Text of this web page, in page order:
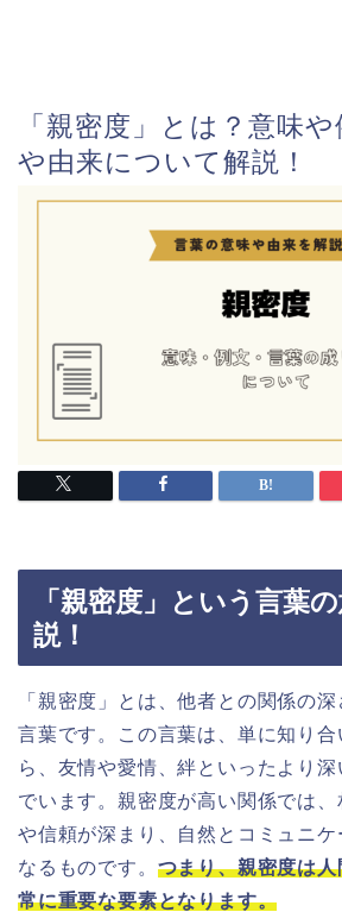
「親密度」とは？意味
や由来について解説！
「親密度」という言葉
説！
「親密度」とは、他者との関係の
言葉です。この言葉は、単に知り
ら、友情や愛情、絆といったより
でいます。親密度が高い関係では
や信頼が深まり、自然とコミュニケ
なるものです。 つまり、親密度は
常に重要な要素となります。